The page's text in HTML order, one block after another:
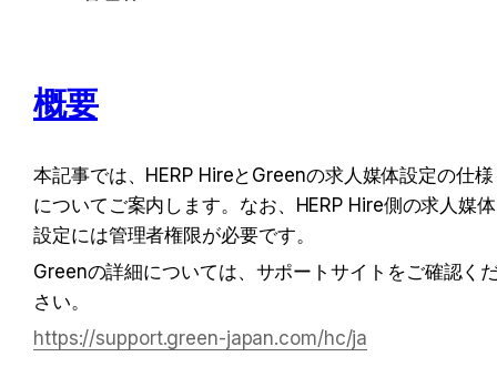
概要
本記事では、HERP HireとGreenの求人媒体設定の仕様
についてご案内します。なお、HERP Hire側の求人媒体
設定には管理者権限が必要です。
Greenの詳細については、サポートサイトをご確認く
さい。
https://support.green-japan.com/hc/ja